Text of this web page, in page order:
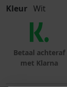
Kleur Wit
Betaal achteraf
met Klarna